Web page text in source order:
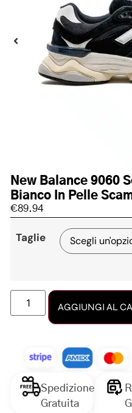
New Balance 9060
Bianco In Pelle
€89.94
Taglie
AGGIUNGI AL
Spedizione
Gratuita